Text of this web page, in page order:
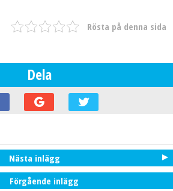
Rösta på denna sida
Dela
Nästa inlägg
Förgående inlägg